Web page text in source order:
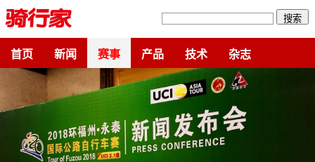
搜索
首页 新闻 赛事 产品 技术 杂志